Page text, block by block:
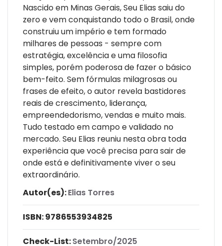
Nascido em Minas Gerais, Seu Elias saiu do
zero e vem conquistando todo o Brasil, onde
construiu um império e tem formado
milhares de pessoas - sempre com
estratégia, excelência e uma filosofia
simples, porém poderosa de fazer o básico
bem-feito. Sem fórmulas milagrosas ou
frases de efeito, o autor revela bastidores
reais de crescimento, liderança,
empreendedorismo, vendas e muito mais.
Tudo testado em campo e validado no
mercado. Seu Elias reuniu nesta obra toda
experiência que você precisa para sair de
onde está e definitivamente viver o seu
extraordinário.
Autor(es):Elias Torres
ISBN:9786553934825
Check-List:Setembro/2025